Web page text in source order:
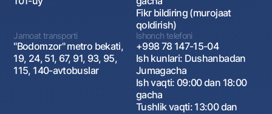
Fikr bildiring (murojaat
qoldirish)
Jamoat transporti
"Bodomzor" metro bekati,
19, 24, 51, 67, 91, 93, 95,
115, 140-avtobuslar
Ishonch telefoni
+998 78 147-15-04
Ish kunlari: Dushanbadan
Jumagacha
Ish vaqti: 09:00 dan 18:00
gacha
Tushlik vaqti: 13:00 dan